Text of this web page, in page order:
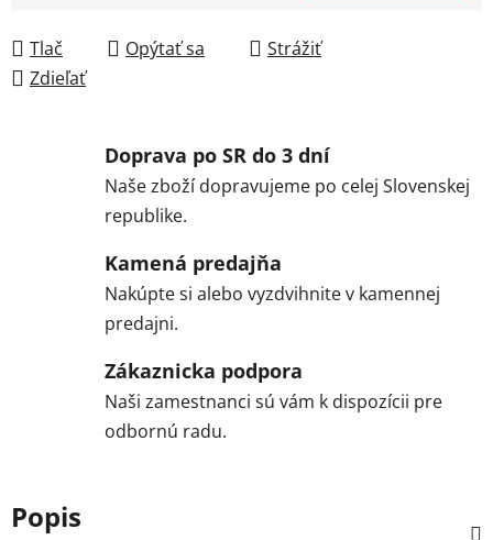
Tlač Opýtať sa
Strážiť
Zdieľať
Doprava po SR do 3 dní
Naše zboží dopravujeme po celej Slovenskej
republike.
Kamená predajňa
Nakúpte si alebo vyzdvihnite v kamennej
predajni.
Zákaznicka podpora
Naši zamestnanci sú vám k dispozícii pre
odbornú radu.
Popis